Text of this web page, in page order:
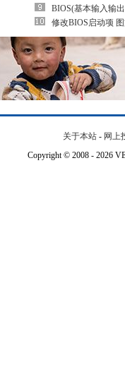
BIOS(基本输入输
修改BIOS启动项
关于本站 - 网上
Copyright © 2008 - 2026